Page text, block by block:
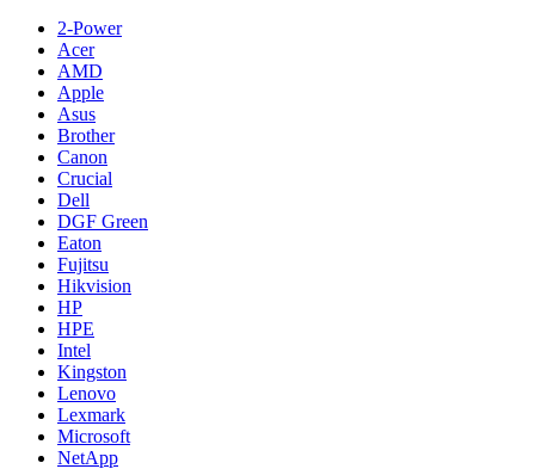
2-Power
Acer
AMD
Apple
Asus
Brother
Canon
Crucial
Dell
DGF Green
Eaton
Fujitsu
Hikvision
HP
HPE
Intel
Kingston
Lenovo
Lexmark
Microsoft
NetApp